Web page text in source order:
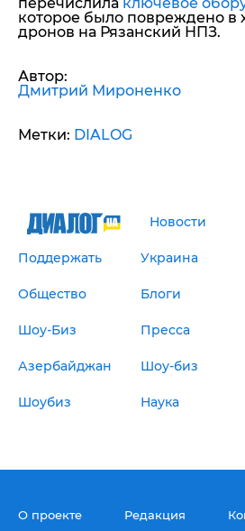
которое было повреждено в
дронов на Рязанский НПЗ.
Автор:
Дмитрий Мироненко
Метки: DIALOG
Новости
Поддержать Украина
Общество Блоги
Шоу-Биз Пресса
Азербайджан Шоу-биз
Шоубиз Наука
О проекте Редакция